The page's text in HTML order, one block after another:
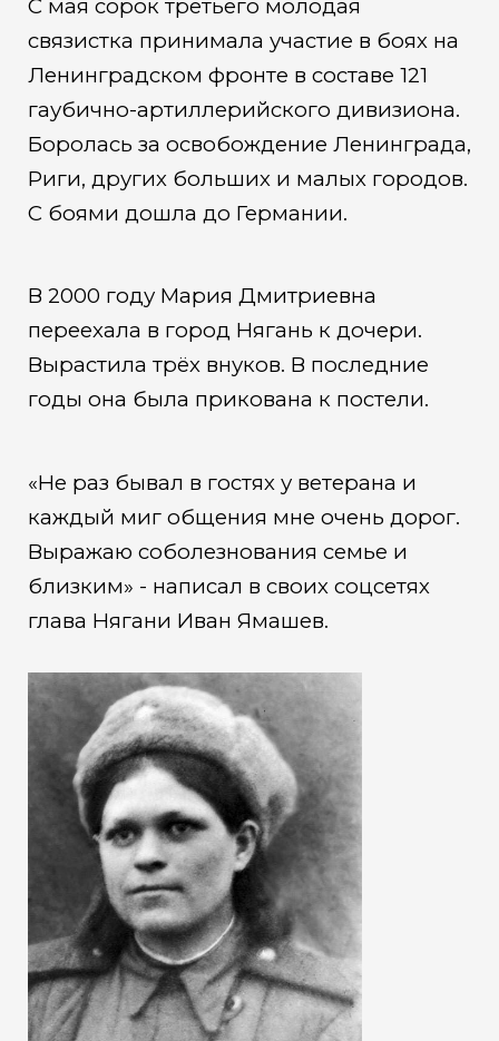
С мая сорок третьего молодая
связистка принимала участие в боях на
Ленинградском фронте в составе 121
гаубично-артиллерийского дивизиона.
Боролась за освобождение Ленинграда,
Риги, других больших и малых городов.
С боями дошла до Германии.
В 2000 году Мария Дмитриевна
переехала в город Нягань к дочери.
Вырастила трёх внуков. В последние
годы она была прикована к постели.
«Не раз бывал в гостях у ветерана и
каждый миг общения мне очень дорог.
Выражаю соболезнования семье и
близким» - написал в своих соцсетях
глава Нягани Иван Ямашев.